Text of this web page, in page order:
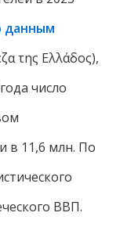
данным
της Ελλάδος),
число
в 11,6 млн. По
ВВП.